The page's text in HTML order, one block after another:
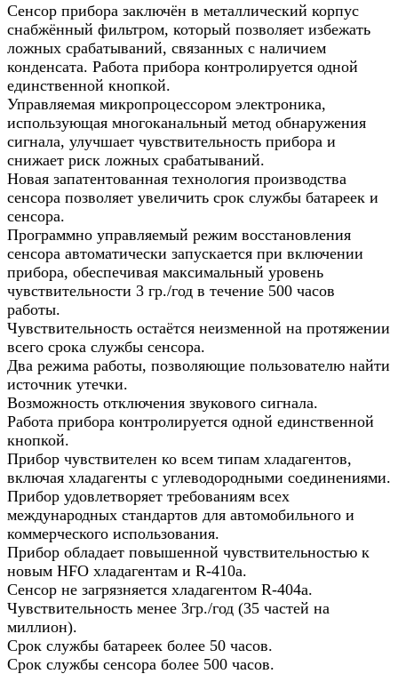
Сенсор прибора заключён в металлический корпус
снабжённый фильтром, который позволяет избежать
ложных срабатываний, связанных с наличием
конденсата. Работа прибора контролируется одной
единственной кнопкой.
Управляемая микропроцессором электроника,
использующая многоканальный метод обнаружения
сигнала, улучшает чувствительность прибора и
снижает риск ложных срабатываний.
Новая запатентованная технология производства
сенсора позволяет увеличить срок службы батареек и
сенсора.
Программно управляемый режим восстановления
сенсора автоматически запускается при включении
прибора, обеспечивая максимальный уровень
чувствительности 3 гр./год в течение 500 часов
работы.
Чувствительность остаётся неизменной на протяжении
всего срока службы сенсора.
Два режима работы, позволяющие пользователю найти
источник утечки.
Возможность отключения звукового сигнала.
Работа прибора контролируется одной единственной
кнопкой.
Прибор чувствителен ко всем типам хладагентов,
включая хладагенты с углеводородными соединениями.
Прибор удовлетворяет требованиям всех
международных стандартов для автомобильного и
коммерческого использования.
Прибор обладает повышенной чувствительностью к
новым HFO хладагентам и R-410a.
Сенсор не загрязняется хладагентом R-404a.
Чувствительность менее 3гр./год (35 частей на
миллион).
Срок службы батареек более 50 часов.
Срок службы сенсора более 500 часов.